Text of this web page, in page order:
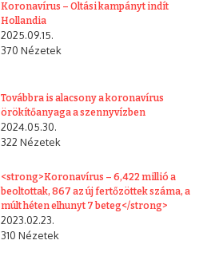
Koronavírus – Oltási kampányt indít
Hollandia
2025.09.15.
370 Nézetek
Továbbra is alacsony a koronavírus
örökítőanyaga a szennyvízben
2024.05.30.
322 Nézetek
<strong>Koronavírus – 6,422 millió a
beoltottak, 867 az új fertőzöttek száma, a
múlt héten elhunyt 7 beteg</strong>
2023.02.23.
310 Nézetek